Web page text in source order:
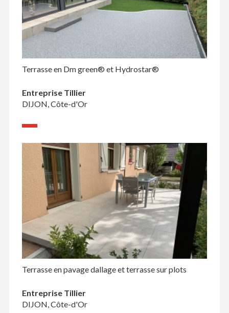
Terrasse en Dm green® et Hydrostar®
Entreprise Tillier
DIJON, Côte-d'Or
Terrasse en pavage dallage et terrasse sur plots
Entreprise Tillier
DIJON, Côte-d'Or